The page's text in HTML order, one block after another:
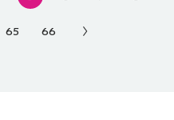
65 66 Nasledujúca